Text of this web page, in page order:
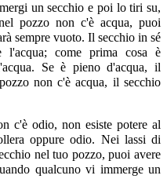
un secchio e poi lo tiri su,
pozzo non c'è acqua, puoi
sempre vuoto. Il secchio in sé
come prima cosa è
Se è pieno d'acqua, il
non c'è acqua, il secchio
c'è odio, non esiste potere al
oppure odio. Nei lassi di
nel tuo pozzo, puoi avere
qualcuno vi immerge un